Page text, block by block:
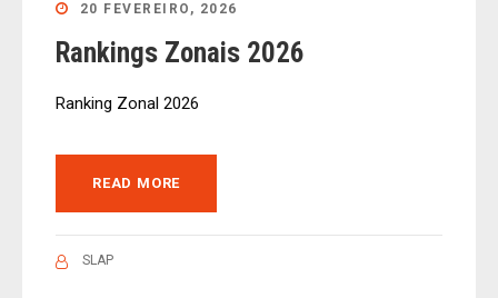
20 FEVEREIRO, 2026
Rankings Zonais 2026
Ranking Zonal 2026
READ MORE
SLAP